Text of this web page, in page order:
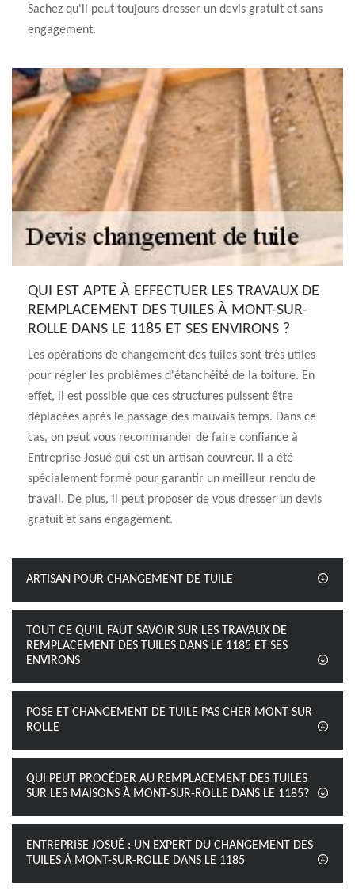
Sachez qu'il peut toujours dresser un devis gratuit et sans
engagement.
QUI EST APTE À EFFECTUER LES TRAVAUX DE
REMPLACEMENT DES TUILES À MONT-SUR-
ROLLE DANS LE 1185 ET SES ENVIRONS ?
Les opérations de changement des tuiles sont très utiles
pour régler les problèmes d'étanchéité de la toiture. En
effet, il est possible que ces structures puissent être
déplacées après le passage des mauvais temps. Dans ce
cas, on peut vous recommander de faire confiance à
Entreprise Josué qui est un artisan couvreur. Il a été
spécialement formé pour garantir un meilleur rendu de
travail. De plus, il peut proposer de vous dresser un devis
gratuit et sans engagement.
ARTISAN POUR CHANGEMENT DE TUILE
TOUT CE QU'IL FAUT SAVOIR SUR LES TRAVAUX DE
REMPLACEMENT DES TUILES DANS LE 1185 ET SES
ENVIRONS
POSE ET CHANGEMENT DE TUILE PAS CHER MONT-SUR-
ROLLE
QUI PEUT PROCÉDER AU REMPLACEMENT DES TUILES
SUR LES MAISONS À MONT-SUR-ROLLE DANS LE 1185?
ENTREPRISE JOSUÉ : UN EXPERT DU CHANGEMENT DES
TUILES À MONT-SUR-ROLLE DANS LE 1185